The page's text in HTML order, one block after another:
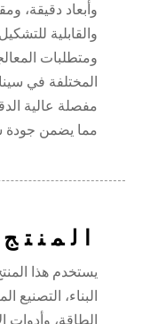
وأبعاد دقيقة،
والقابلية
ومتطلبات
المختلفة في
مفصلة عالية
مما يضمن جودة
المنتج
يستخدم هذا
البناء،
الطاقة، وأدوات